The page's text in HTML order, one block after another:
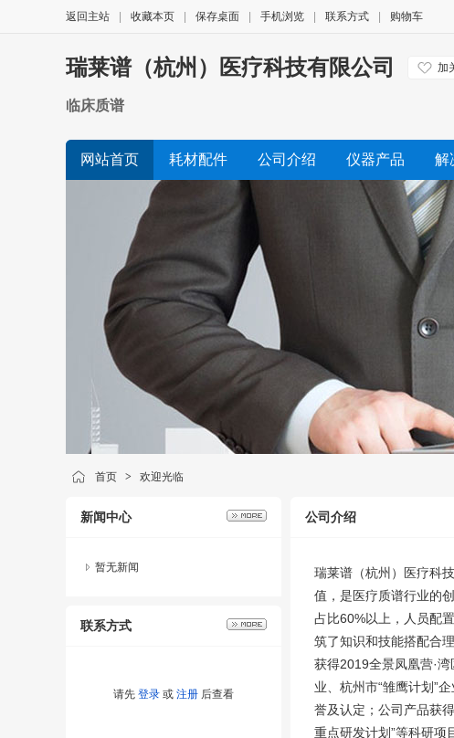
返回主站 收藏本页 保存桌面 手机浏览 联系方式 购物车
瑞莱谱（杭州）医疗科技有限公司 加
临床质谱
网站首页 耗材配件 公司介绍 仪器产品 解
首页 > 欢迎光临
新闻中心
暂无新闻
联系方式
请先 登录 或 注册 后查看
公司介绍
瑞莱谱（杭州）医疗科
值，是医疗质谱行业的
占比60%以上，人员配
筑了知识和技能搭配合
获得2019全景凤凰营·
业、杭州市“雏鹰计划”
誉及认定；公司产品获
重点研发计划”等科研